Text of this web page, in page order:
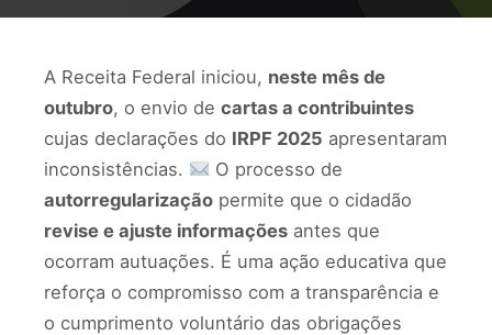
A Receita Federal iniciou, neste mês de
outubro, o envio de cartas a contribuintes
cujas declarações do IRPF 2025 apresentaram
inconsistências.
O processo de
autorregularização permite que o cidadão
revise e ajuste informações antes que
ocorram autuações. É uma ação educativa que
reforça o compromisso com a transparência e
o cumprimento voluntário das obrigações